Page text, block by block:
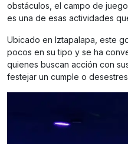
obstáculos, el campo de
es una de esas actividades
Ubicado en Iztapalapa, este
pocos en su tipo y se ha
quienes buscan acción con
festejar un cumple o